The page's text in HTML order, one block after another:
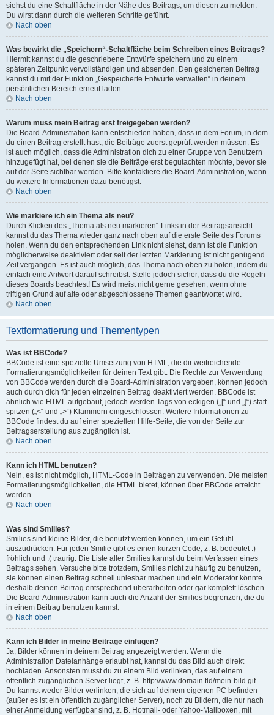
siehst du eine Schaltfläche in der Nähe des Beitrags, um diesen zu melden.
Du wirst dann durch die weiteren Schritte geführt.
Nach oben
Was bewirkt die „Speichern“-Schaltfläche beim Schreiben eines Beitrags?
Hiermit kannst du die geschriebene Entwürfe speichern und zu einem
späteren Zeitpunkt vervollständigen und absenden. Den gesicherten Beitrag
kannst du mit der Funktion „Gespeicherte Entwürfe verwalten“ in deinem
persönlichen Bereich erneut laden.
Nach oben
Warum muss mein Beitrag erst freigegeben werden?
Die Board-Administration kann entschieden haben, dass in dem Forum, in dem
du einen Beitrag erstellt hast, die Beiträge zuerst geprüft werden müssen. Es
ist auch möglich, dass die Administration dich zu einer Gruppe von Benutzern
hinzugefügt hat, bei denen sie die Beiträge erst begutachten möchte, bevor sie
auf der Seite sichtbar werden. Bitte kontaktiere die Board-Administration, wenn
du weitere Informationen dazu benötigst.
Nach oben
Wie markiere ich ein Thema als neu?
Durch Klicken des „Thema als neu markieren“-Links in der Beitragsansicht
kannst du das Thema wieder ganz nach oben auf die erste Seite des Forums
holen. Wenn du den entsprechenden Link nicht siehst, dann ist die Funktion
möglicherweise deaktiviert oder seit der letzten Markierung ist nicht genügend
Zeit vergangen. Es ist auch möglich, das Thema nach oben zu holen, indem du
einfach eine Antwort darauf schreibst. Stelle jedoch sicher, dass du die Regeln
dieses Boards beachtest! Es wird meist nicht gerne gesehen, wenn ohne
triftigen Grund auf alte oder abgeschlossene Themen geantwortet wird.
Nach oben
Textformatierung und Thementypen
Was ist BBCode?
BBCode ist eine spezielle Umsetzung von HTML, die dir weitreichende
Formatierungsmöglichkeiten für deinen Text gibt. Die Rechte zur Verwendung
von BBCode werden durch die Board-Administration vergeben, können jedoch
auch durch dich für jeden einzelnen Beitrag deaktiviert werden. BBCode ist
ähnlich wie HTML aufgebaut, jedoch werden Tags von eckigen („[“ und „]“) statt
spitzen („<“ und „>“) Klammern eingeschlossen. Weitere Informationen zu
BBCode findest du auf einer speziellen Hilfe-Seite, die von der Seite zur
Beitragserstellung aus zugänglich ist.
Nach oben
Kann ich HTML benutzen?
Nein, es ist nicht möglich, HTML-Code in Beiträgen zu verwenden. Die meisten
Formatierungsmöglichkeiten, die HTML bietet, können über BBCode erreicht
werden.
Nach oben
Was sind Smilies?
Smilies sind kleine Bilder, die benutzt werden können, um ein Gefühl
auszudrücken. Für jeden Smilie gibt es einen kurzen Code, z. B. bedeutet :)
fröhlich und :( traurig. Die Liste aller Smilies kannst du beim Verfassen eines
Beitrags sehen. Versuche bitte trotzdem, Smilies nicht zu häufig zu benutzen,
sie können einen Beitrag schnell unlesbar machen und ein Moderator könnte
deshalb deinen Beitrag entsprechend überarbeiten oder gar komplett löschen.
Die Board-Administration kann auch die Anzahl der Smilies begrenzen, die du
in einem Beitrag benutzen kannst.
Nach oben
Kann ich Bilder in meine Beiträge einfügen?
Ja, Bilder können in deinem Beitrag angezeigt werden. Wenn die
Administration Dateianhänge erlaubt hat, kannst du das Bild auch direkt
hochladen. Ansonsten musst du zu einem Bild verlinken, das auf einem
öffentlich zugänglichen Server liegt, z. B. http://www.domain.tld/mein-bild.gif.
Du kannst weder Bilder verlinken, die sich auf deinem eigenen PC befinden
(außer es ist ein öffentlich zugänglicher Server), noch zu Bildern, die nur nach
einer Anmeldung verfügbar sind, z. B. Hotmail- oder Yahoo-Mailboxen, mit